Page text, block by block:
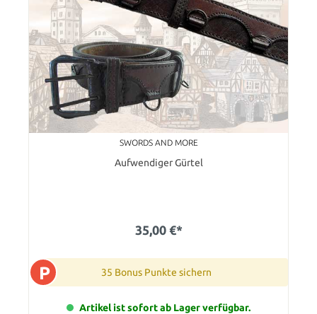
SWORDS AND MORE
Aufwendiger Gürtel
35,00 €*
P 35 Bonus Punkte sichern
Artikel ist sofort ab Lager verfügbar.